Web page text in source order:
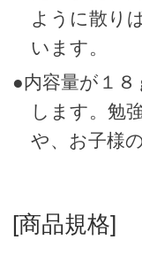
ように散り
います。
●内容量が１
します。勉
や、お子様
[商品規格]